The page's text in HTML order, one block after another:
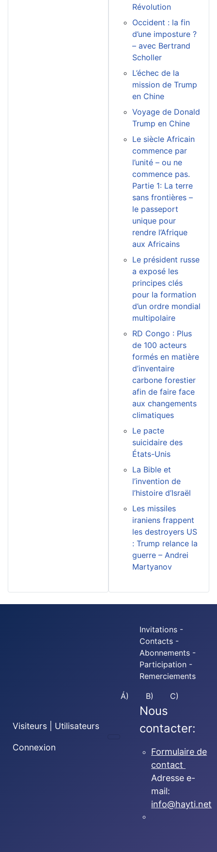
Révolution
Occident : la fin
d’une imposture ?
– avec Bertrand
Scholler
L’échec de la
mission de Trump
en Chine
Voyage de Donald
Trump en Chine
Le siècle Africain
commence par
l’unité – ou ne
commence pas.
Partie 1: La terre
sans frontières –
le passeport
unique pour
rendre l’Afrique
aux Africains
Le président russe
a exposé les
principes clés
pour la formation
d’un ordre mondial
multipolaire
RD Congo : Plus
de 100 acteurs
formés en matière
d’inventaire
carbone forestier
afin de faire face
aux changements
climatiques
Le pacte
suicidaire des
États-Unis
La Bible et
l’invention de
l’histoire d’Israël
Les missiles
iraniens frappent
les destroyers US
: Trump relance la
guerre – Andrei
Martyanov
Visiteurs | Utilisateurs
Connexion
Invitations -
Contacts -
Abonnements -
Participation -
Remerciements
Á) B) C)
Nous
contacter:
Formulaire de
contact
Adresse e-
mail:
info@hayti.net